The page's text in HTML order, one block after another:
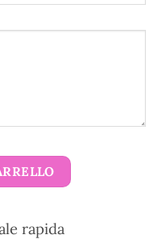
rapida